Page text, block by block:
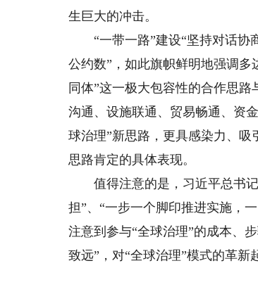
生巨大的冲击。
“一带一路”建设“坚持对话协
公约数”，如此旗帜鲜明地强调
同体”这一极大包容性的合作思
沟通、设施联通、贸易畅通、资
球治理”新思路，更具感染力、
思路肯定的具体表现。
值得注意的是，习近平总书记
担”、“一步一个脚印推进实施，
注意到参与“全球治理”的成本、
致远”，对“全球治理”模式的革新